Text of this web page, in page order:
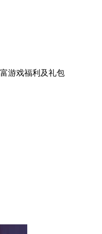
游戏福利 及礼包